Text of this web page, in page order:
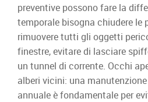
preventive possono fare la
temporale bisogna chiudere le
rimuovere tutti gli oggetti
finestre, evitare di lasciare
un tunnel di corrente. Occhi
alberi vicini: una
annuale è fondamentale per